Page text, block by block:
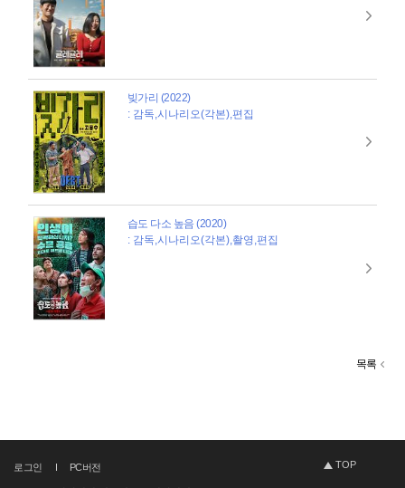
빚가리 (2022)
: 감독,시나리오(각본),편집
습도 다소 높음 (2020)
: 감독,시나리오(각본),촬영,편집
목록
로그인 PC버전 TOP